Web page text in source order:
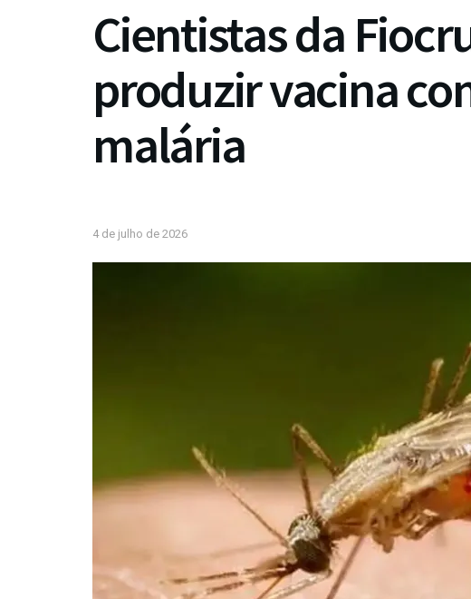
Cientistas da
produzir vacina
malária
4 de julho de 2026